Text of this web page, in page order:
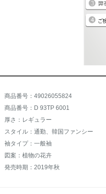
商品番号：49026055824
商品番号：D 93TP 6001
厚さ：レギュラー
スタイル：通勤、韓国ファンシー
袖タイプ：一般袖
図案：植物の花卉
発売時期：2019年秋